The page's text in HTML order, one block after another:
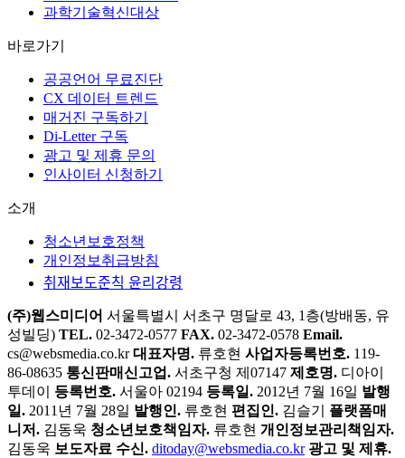
과학기술혁신대상
바로가기
공공언어 무료진단
CX 데이터 트렌드
매거진 구독하기
Di-Letter 구독
광고 및 제휴 문의
인사이터 신청하기
소개
청소년보호정책
개인정보취급방침
취재보도준칙 윤리강령
(주)웹스미디어 서울특별시 서초구 명달로 43, 1층(방배동, 유
성빌딩) TEL. 02-3472-0577 FAX. 02-3472-0578 Email.
cs@websmedia.co.kr 대표자명. 류호현 사업자등록번호. 119-
86-08635 통신판매신고업. 서초구청 제07147 제호명. 디아이
투데이
등록번호. 서울아 02194 등록일. 2012년 7월 16일 발행
일. 2011년 7월 28일 발행인. 류호현 편집인. 김슬기
플랫폼매
니저. 김동욱 청소년보호책임자. 류호현 개인정보관리책임자.
김동욱 보도자료 수신. ditoday@websmedia.co.kr 광고 및 제휴.